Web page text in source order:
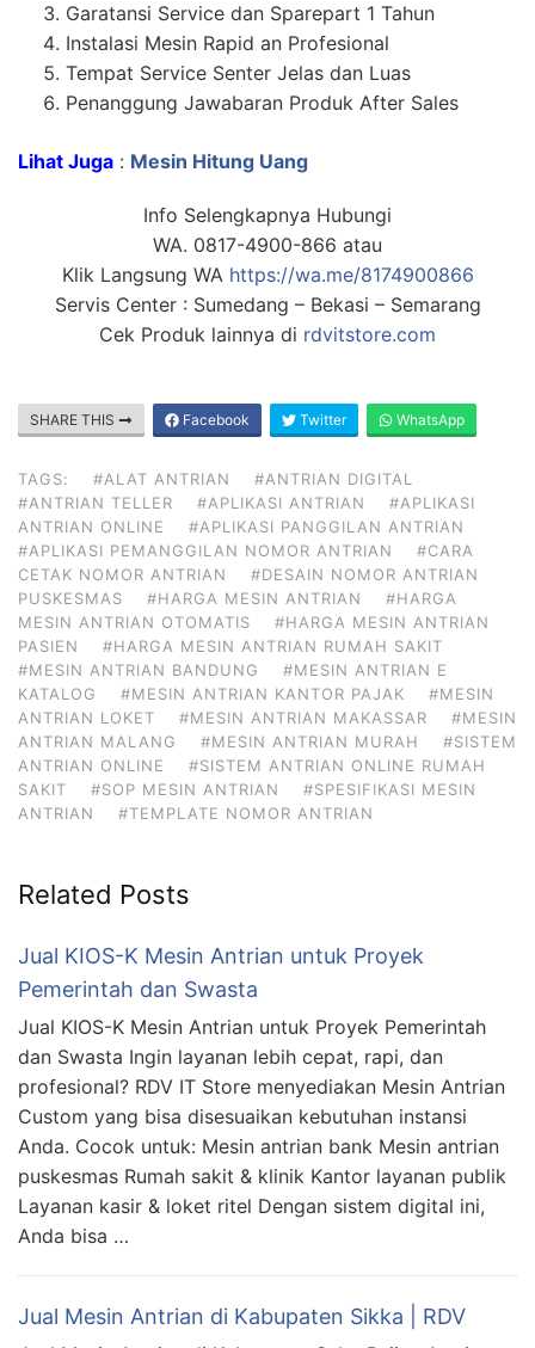
Garatansi Service dan Sparepart 1 Tahun
Instalasi Mesin Rapid an Profesional
Tempat Service Senter Jelas dan Luas
Penanggung Jawabaran Produk After Sales
Lihat Juga : Mesin Hitung Uang
Info Selengkapnya Hubungi
WA. 0817-4900-866 atau
Klik Langsung WA https://wa.me/8174900866
Servis Center : Sumedang – Bekasi – Semarang
Cek Produk lainnya di rdvitstore.com
SHARE THIS Facebook Twitter WhatsApp
TAGS: #ALAT ANTRIAN
#ANTRIAN DIGITAL
#ANTRIAN TELLER
#APLIKASI ANTRIAN
#APLIKASI
ANTRIAN ONLINE
#APLIKASI PANGGILAN ANTRIAN
#APLIKASI PEMANGGILAN NOMOR ANTRIAN
#CARA
CETAK NOMOR ANTRIAN
#DESAIN NOMOR ANTRIAN
PUSKESMAS
#HARGA MESIN ANTRIAN
#HARGA
MESIN ANTRIAN OTOMATIS
#HARGA MESIN ANTRIAN
PASIEN
#HARGA MESIN ANTRIAN RUMAH SAKIT
#MESIN ANTRIAN BANDUNG
#MESIN ANTRIAN E
KATALOG
#MESIN ANTRIAN KANTOR PAJAK
#MESIN
ANTRIAN LOKET
#MESIN ANTRIAN MAKASSAR
#MESIN
ANTRIAN MALANG
#MESIN ANTRIAN MURAH
#SISTEM
ANTRIAN ONLINE
#SISTEM ANTRIAN ONLINE RUMAH
SAKIT
#SOP MESIN ANTRIAN
#SPESIFIKASI MESIN
ANTRIAN
#TEMPLATE NOMOR ANTRIAN
Related Posts
Jual KIOS-K Mesin Antrian untuk Proyek
Pemerintah dan Swasta
Jual KIOS-K Mesin Antrian untuk Proyek Pemerintah
dan Swasta Ingin layanan lebih cepat, rapi, dan
profesional? RDV IT Store menyediakan Mesin Antrian
Custom yang bisa disesuaikan kebutuhan instansi
Anda. Cocok untuk: Mesin antrian bank Mesin antrian
puskesmas Rumah sakit & klinik Kantor layanan publik
Layanan kasir & loket ritel Dengan sistem digital ini,
Anda bisa …
Jual Mesin Antrian di Kabupaten Sikka | RDV